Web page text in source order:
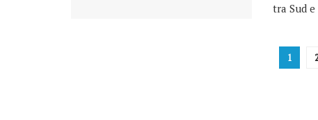
tra Sud
1